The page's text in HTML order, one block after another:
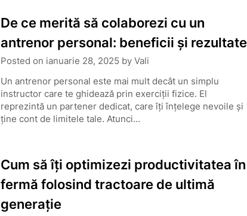
De ce merită să colaborezi cu un
antrenor personal: beneficii și rezultate
Posted on ianuarie 28, 2025 by Vali
Un antrenor personal este mai mult decât un simplu
instructor care te ghidează prin exerciții fizice. El
reprezintă un partener dedicat, care îți înțelege nevoile și
ține cont de limitele tale. Atunci…
Cum să îți optimizezi productivitatea în
fermă folosind tractoare de ultimă
generație